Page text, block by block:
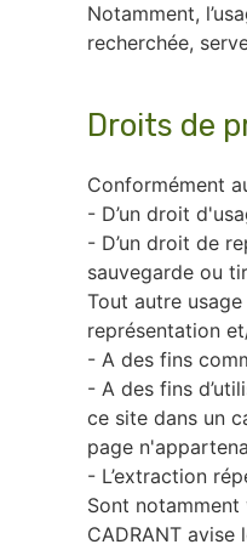
Notamment,
recherchée,
Droits de
Conformément
- D’un droit
- D’un droit de
sauvegarde ou
Tout autre
représentation
- A des fins
- A des fins
ce site dans un
page
- L’extraction
Sont
CADRANT